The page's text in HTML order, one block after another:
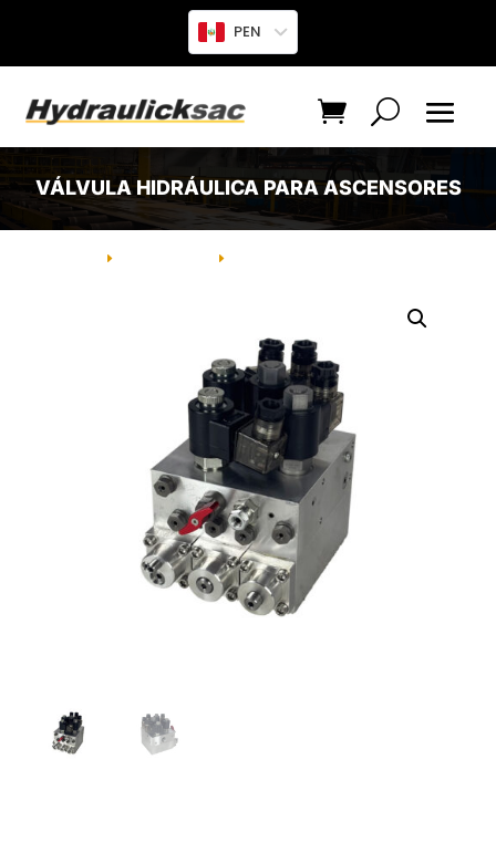
PEN
VÁLVULA HIDRÁULICA PARA ASCENSORES
E E